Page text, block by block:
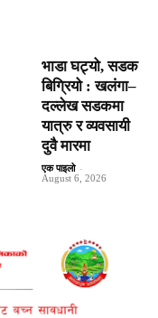
भाडा घट्यो, सडक
बिग्रियो : खलंगा–
दल्लेख सडकमा
यात्रु र व्यवसायी
दुवै मारमा
एक पाइलो -
August 6, 2026